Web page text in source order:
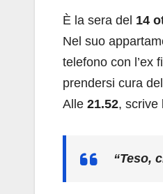
È la sera del 14
Nel suo
telefono con l’ex
prendersi cura
Alle 21.52, scrive
“Teso,